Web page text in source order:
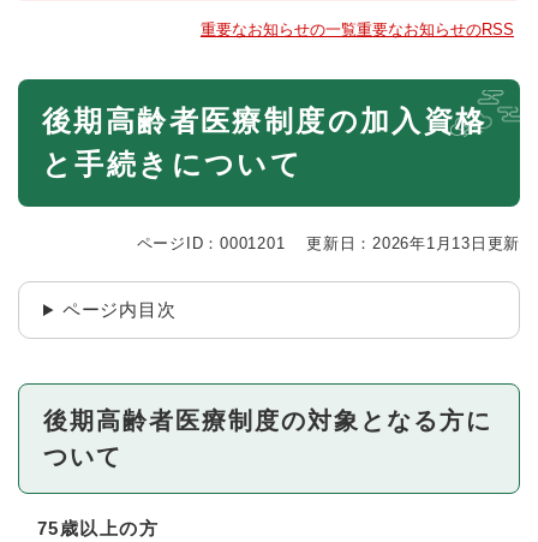
重要なお知らせの一覧重要なお知らせのRSS
本
後期高齢者医療制度の加入資格
と手続きについて
ページID：0001201 更新日：2026年1月13日更新
ページ内目次
後期高齢者医療制度の対象となる方に
ついて
75歳以上の方